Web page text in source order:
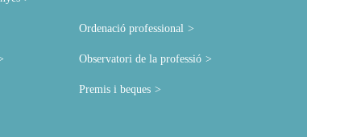
Ordenació professional
Observatori de la professió
Premis i beques